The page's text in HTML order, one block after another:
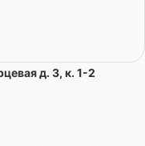
д. 3, к. 1-2